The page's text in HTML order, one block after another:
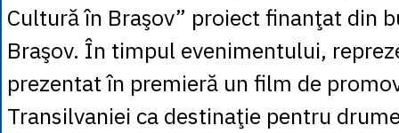
Cultură în Braşov” proiect finanţat din
Braşov. În timpul evenimentului,
prezentat în premieră un film de
Transilvaniei ca destinaţie pentru